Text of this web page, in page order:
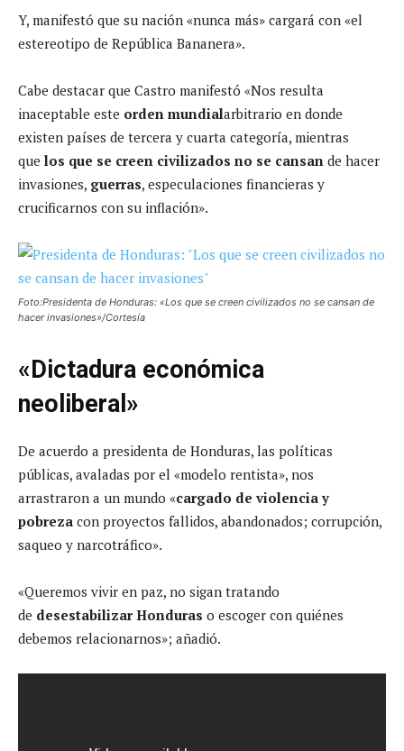
Y, manifestó que su nación «nunca más» cargará con «el
estereotipo de República Bananera».
Cabe destacar que Castro manifestó «Nos resulta
inaceptable este orden mundialarbitrario en donde
existen países de tercera y cuarta categoría, mientras
que los que se creen civilizados no se cansan de hacer
invasiones, guerras, especulaciones financieras y
crucificarnos con su inflación».
Foto:Presidenta de Honduras: «Los que se creen civilizados no se cansan de
hacer invasiones»/Cortesía
«Dictadura económica
neoliberal»
De acuerdo a presidenta de Honduras, las políticas
públicas, avaladas por el «modelo rentista», nos
arrastraron a un mundo «cargado de violencia y
pobreza con proyectos fallidos, abandonados; corrupción,
saqueo y narcotráfico».
«Queremos vivir en paz, no sigan tratando
de desestabilizar Honduras o escoger con quiénes
debemos relacionarnos»; añadió.